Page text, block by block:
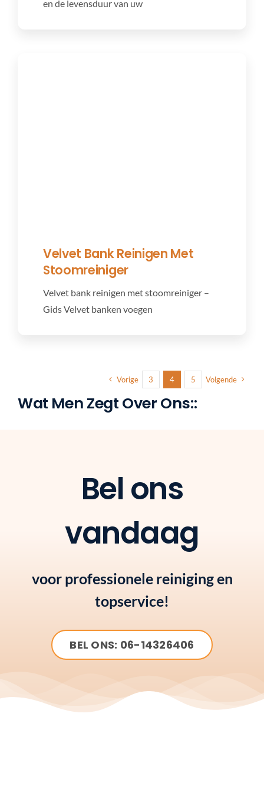
en de levensduur van uw
Velvet Bank Reinigen Met
Stoomreiniger
Velvet bank reinigen met stoomreiniger –
Gids Velvet banken voegen
Vorige 3 4 5 Volgende
Wat Men Zegt Over Ons::
Bel ons
vandaag
voor professionele reiniging en
topservice!
BEL ONS: 06-14326406